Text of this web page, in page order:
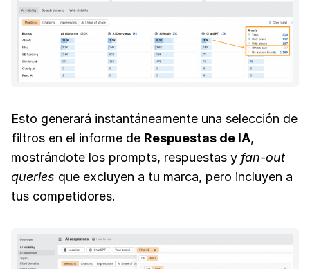
Esto generará instantáneamente una selección de
filtros en el informe de Respuestas de IA,
mostrándote los prompts, respuestas y fan-out
queries que excluyen a tu marca, pero incluyen a
tus competidores.